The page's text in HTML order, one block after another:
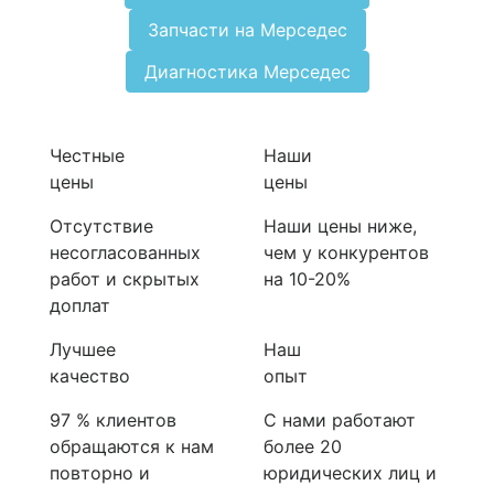
Запчасти на Мерседес
Диагностика Мерседес
Честные
цены
Отсутствие
несогласованных
работ и скрытых
доплат
Наши
цены
Наши цены ниже,
чем у конкурентов
на 10-20%
Лучшее
качество
97 % клиентов
обращаются к нам
повторно и
Наш
опыт
С нами работают
более 20
юридических лиц и